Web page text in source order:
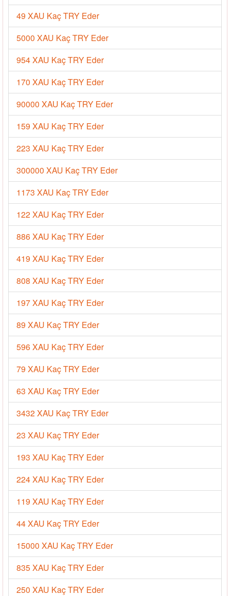
49 XAU Kaç TRY Eder
5000 XAU Kaç TRY Eder
954 XAU Kaç TRY Eder
170 XAU Kaç TRY Eder
90000 XAU Kaç TRY Eder
159 XAU Kaç TRY Eder
223 XAU Kaç TRY Eder
300000 XAU Kaç TRY Eder
1173 XAU Kaç TRY Eder
122 XAU Kaç TRY Eder
886 XAU Kaç TRY Eder
419 XAU Kaç TRY Eder
808 XAU Kaç TRY Eder
197 XAU Kaç TRY Eder
89 XAU Kaç TRY Eder
596 XAU Kaç TRY Eder
79 XAU Kaç TRY Eder
63 XAU Kaç TRY Eder
3432 XAU Kaç TRY Eder
23 XAU Kaç TRY Eder
193 XAU Kaç TRY Eder
224 XAU Kaç TRY Eder
119 XAU Kaç TRY Eder
44 XAU Kaç TRY Eder
15000 XAU Kaç TRY Eder
835 XAU Kaç TRY Eder
250 XAU Kaç TRY Eder